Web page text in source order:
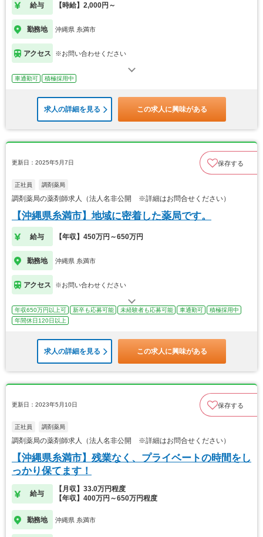
給与 【時給】2,000円～
勤務地 沖縄県 糸満市
アクセス ※お問い合わせください
車通勤可 積極採用中
求人の詳細を見る この求人に興味がある
更新日：2025年5月7日 保存する
正社員 調剤薬局
調剤薬局の薬剤師求人（法人名非公開 ※詳細はお問合せください）
【沖縄県糸満市】地域に密着した薬局です。
給与 【年収】450万円～650万円
勤務地 沖縄県 糸満市
アクセス ※お問い合わせください
年収650万円以上可 新卒も応募可能 未経験者も応募可能 車通勤可
積極採用中
年間休日120日以上
求人の詳細を見る この求人に興味がある
更新日：2023年5月10日 保存する
正社員 調剤薬局
調剤薬局の薬剤師求人（法人名非公開 ※詳細はお問合せください）
【沖縄県糸満市】残業なく、プライベートの時間をし
っかり保てます！
給与
【月収】33.0万円程度
【年収】400万円～650万円程度
勤務地 沖縄県 糸満市